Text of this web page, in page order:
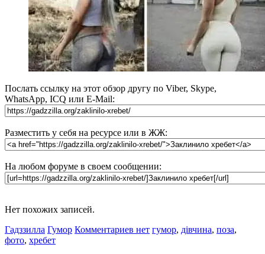
Послать ссылку на этот обзор другу по Viber, Skype,
WhatsApp, ICQ или E-Mail:
Разместить у себя на ресурсе или в ЖЖ:
На любом форуме в своем сообщении:
Нет похожих записей.
Гадззилла Гумор Комментариев нет гумор, дівчина, поза,
фото, хребет